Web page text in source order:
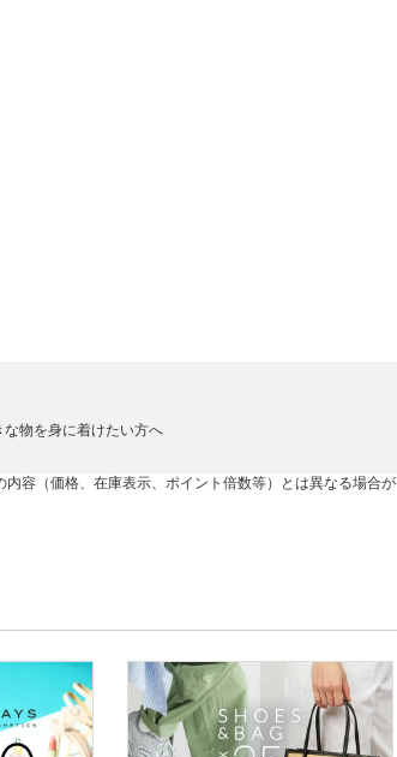
な物を身に着けたい方へ
容（価格、在庫表示、ポイント倍数等）とは異なる場合が